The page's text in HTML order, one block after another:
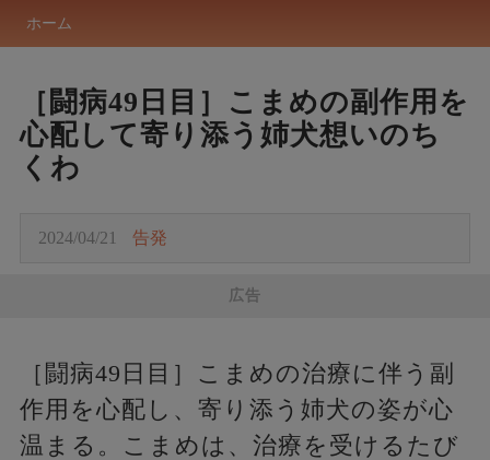
ホーム
［闘病49日目］こまめの副作用を
心配して寄り添う姉犬想いのち
くわ
2024/04/21 告発
広告
［闘病49日目］こまめの治療に伴う副
作用を心配し、寄り添う姉犬の姿が心
温まる。こまめは、治療を受けるたび